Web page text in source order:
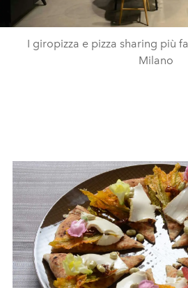
I giropizza e pizza sharing più
Milano